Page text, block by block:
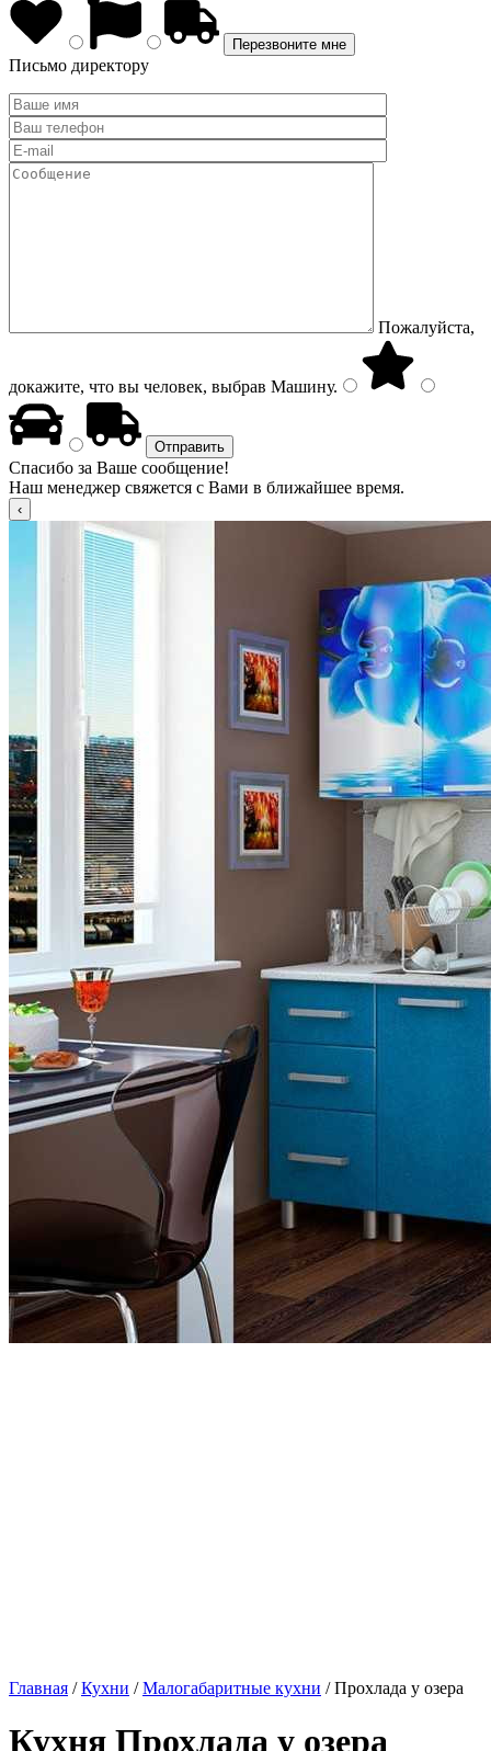
Письмо директору
Пожалуйста,
докажите, что вы человек, выбрав Машину.
Спасибо за Ваше сообщение!
Наш менеджер свяжется с Вами в ближайшее время.
Главная /Кухни /Малогабаритные кухни / Прохлада у озера
Кухня Прохлада у озера